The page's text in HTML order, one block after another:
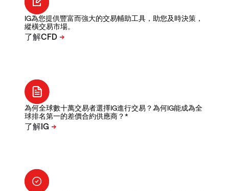
IG為您提供豐富而強大的交易輔助工具，助您及時決策，
縱橫交易市場。
為何全球數十萬交易者選擇IG進行交易？為何IG能成為全
球排名第一的差價合約供應商？*